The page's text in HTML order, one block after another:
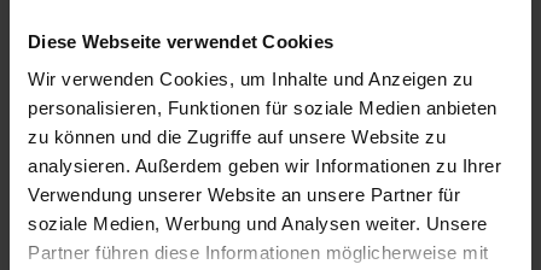
Diese Webseite verwendet Cookies
Wir verwenden Cookies, um Inhalte und Anzeigen zu
personalisieren, Funktionen für soziale Medien anbieten
zu können und die Zugriffe auf unsere Website zu
analysieren. Außerdem geben wir Informationen zu Ihrer
Verwendung unserer Website an unsere Partner für
soziale Medien, Werbung und Analysen weiter. Unsere
Partner führen diese Informationen möglicherweise mit
Die Neuauflage berücksichtigt das 13. Gesetz zur
Änderung des SGB II und anderer Gesetze und
reagiert auf umfassende Reformen im
Leistungsbereich durch über 130
Änderungsgesetze.
Herausgeber:innen und Autor:innen bündeln die
Kompetenz und Berufserfahrung aus Richterschaft